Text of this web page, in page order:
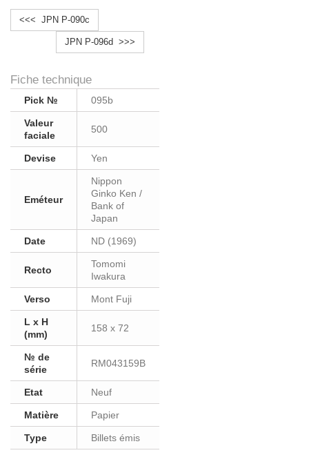
<<< JPN P-090c
JPN P-096d >>>
Fiche technique
Pick № 095b
Valeur
faciale
500
Devise Yen
Eméteur
Nippon
Ginko Ken /
Bank of
Japan
Date ND (1969)
Recto
Tomomi
Iwakura
Verso Mont Fuji
L x H
(mm)
158 x 72
№ de
série
RM043159B
Etat Neuf
Matière Papier
Type Billets émis